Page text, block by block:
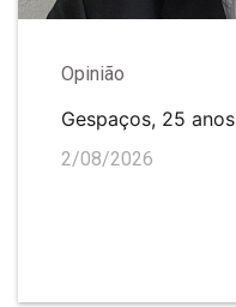
Opinião
Gespaços, 25 anos
2/08/2026